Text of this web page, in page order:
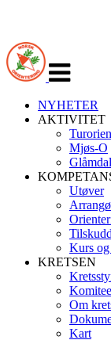
navigasjon
NYHETER
AKTIVITET
Mjøs-O
Utøver
Kurs
KRETSEN
Om
Kart